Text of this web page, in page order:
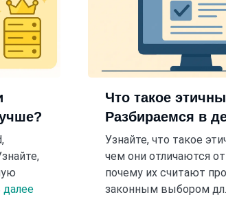
далее
Что такое
Разбираемся в
Узнайте, что такое
чем они отличаются
почему их считают
законным выбором